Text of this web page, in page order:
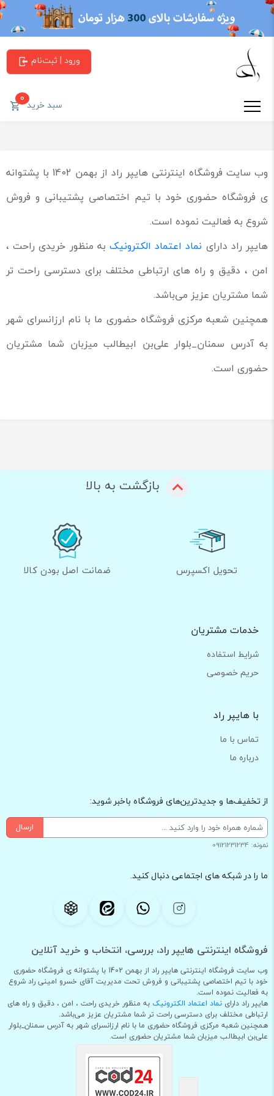
ورود | ثبت‌نام
سبد خرید0
وب سایت فروشگاه اینترنتی هایپر راد از بهمن 1402 با پشتوانه
ی فروشگاه حضوری خود با تیم اختصاصی پشتیبانی و فروش
شروع به فعالیت نموده است.
هایپر راد دارای نماد اعتماد الکترونیک به منظور خریدی راحت ،
امن ، دقیق و راه های ارتباطی مختلف برای دسترسی راحت تر
شما مشتریان عزیز می‌باشد.
همچنین شعبه مرکزی فروشگاه حضوری ما با نام ارزانسرای شهر
به آدرس سمنان_بلوار علی‌بن ابیطالب میزبان شما مشتریان
حضوری است.
بازگشت به بالا
تحویل اکسپرس ضمانت اصل بودن کالا
خدمات مشتریان
شرایط استفاده
حریم خصوصی
با هایپر راد
تماس با ما
درباره ما
از تخفیف‌ها و جدیدترین‌های فروشگاه باخبر شوید:
ارسال
نمونه: 09121231234
ما را در شبکه های اجتماعی دنبال کنید.
فروشگاه اینترنتی هایپر راد، بررسی، انتخاب و خرید آنلاین
وب سایت فروشگاه اینترنتی هایپر راد از بهمن 1402 با پشتوانه ی فروشگاه حضوری
خود با تیم اختصاصی پشتیبانی و فروش تحت مدیریت آقای خسرو امینی راد شروع
به فعالیت نموده است.
هایپر راد دارای نماد اعتماد الکترونیک به منظور خریدی راحت ، امن ، دقیق و راه های
ارتباطی مختلف برای دسترسی راحت تر شما مشتریان عزیز می‌باشد.
همچنین شعبه مرکزی فروشگاه حضوری ما با نام ارزانسرای شهر به آدرس سمنان_بلوار
علی‌بن ابیطالب میزبان شما مشتریان حضوری است.